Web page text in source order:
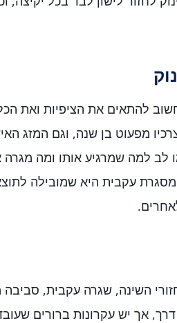
להתאים את הציפיות ואת
מפעוט בן שנה, וגם המזג
לב למה שמרגיע אותו ומה מגרה
עקבית היא שמובילה
השינה, שגרה עקבית,
אך יש עקרונות ברורים